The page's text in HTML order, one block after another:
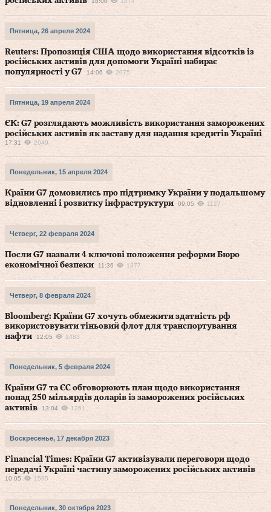
Пятница, 26 апреля 2024
Reuters: Пропозиція США щодо використання відсотків із
російських активів для допомоги Україні набирає
популярності у G7
14:06 2075
Пятница, 19 апреля 2024
ЄК: G7 розглядають можливість використання заморожених
російських активів як заставу для надання кредитів Україні
17:31 2049
Понедельник, 15 апреля 2024
Країни G7 домовились про підтримку України у подальшому
відновленні і розвитку інфраструктури
09:05 1127
Четверг, 22 февраля 2024
Посли G7 назвали 4 ключові положення реформи Бюро
економічної безпеки
11:36 1377
Четверг, 8 февраля 2024
Bloomberg: Країни G7 хочуть обмежити здатність рф
використовувати тіньовий флот для транспортування
нафти
12:05 1483
Понедельник, 5 февраля 2024
Країни G7 та ЄС обговорюють план щодо використання
понад 250 мільярдів доларів із заморожених російських
активів
13:04 1261
Воскресенье, 17 декабря 2023
Financial Times: Країни G7 активізували переговори щодо
передачі Україні частину заморожених російських активів
10:05 1595
Понедельник, 30 октября 2023